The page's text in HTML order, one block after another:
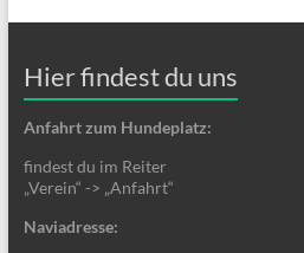
Hier findest du uns
Anfahrt zum Hundeplatz:
findest du im Reiter
„Verein“ -> „Anfahrt“
Naviadresse: